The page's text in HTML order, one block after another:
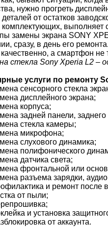
нужно прогреть
деталей от остатков
выполняет
замены экрана SONY
сразу, в день его
качественно, а смартфон
стекла Sony Xperia L2 –
услуги по ремонту
сенсорного стекла
дисплейного экрана;
корпуса;
задней панели, заднего
стекла камеры;
микрофона;
слухового динамика;
полифонического
датчика света;
фронтальной или
разъема зарядки,
и ремонт после
от пыли;
и установка
от аккаунта.